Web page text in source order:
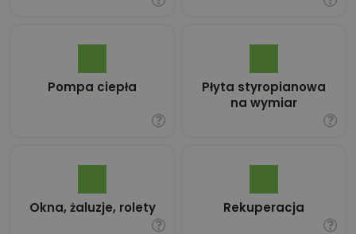
Pompa ciepła
Płyta styropianowa
na wymiar
Okna, żaluzje, rolety Rekuperacja